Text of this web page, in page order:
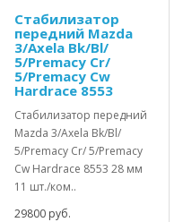
Стабилизатор
передний Mazda
3/Axela Bk/Bl/
5/Premacy Cr/
5/Premacy Cw
Hardrace 8553
Стабилизатор передний
Mazda 3/Axela Bk/Bl/
5/Premacy Cr/ 5/Premacy
Cw Hardrace 8553 28 мм
11 шт./ком..
29800 руб.